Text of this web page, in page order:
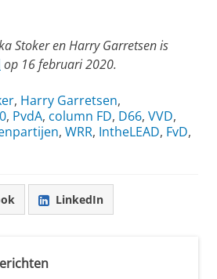
Stoker en Harry Garretsen is
op 16 februari 2020.
, Harry Garretsen,
, PvdA, column FD, D66, VVD,
, WRR, IntheLEAD, FvD,
LinkedIn